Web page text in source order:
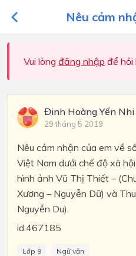
Nêu cảm
Vui lòng đăng nhập để hỏi
Đinh Hoàng Yến Nhi
29 tháng 5 2019
Nêu cảm nhận của em về
Việt Nam dưới chế độ xã
hình ảnh Vũ Thị Thiết –
Xương – Nguyễn Dữ) và
Nguyễn Du).
id:467185
Lớp 9 Ngữ văn